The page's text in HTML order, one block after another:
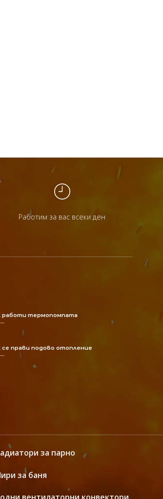
Работим за вас всеки ден
работи термопомпата
се прави подово отопление
за парно
за баня